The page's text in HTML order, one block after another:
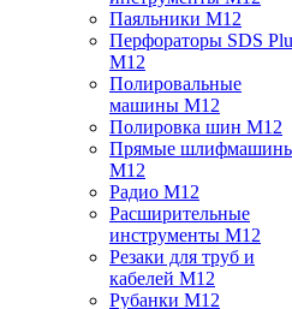
Паяльники M12
Перфораторы SDS
M12
Полировальные
машины M12
Полировка шин M12
Прямые
M12
Радио M12
Расширительные
инструменты M12
Резаки для труб и
кабелей M12
Рубанки M12